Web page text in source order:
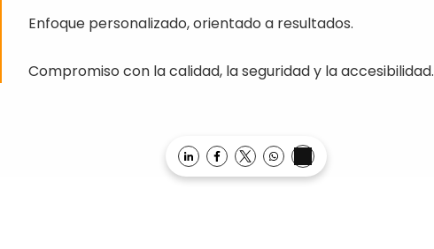
Enfoque personalizado, orientado a resultados.
Compromiso con la calidad, la seguridad y la accesibilidad.
Opens in a new window
Opens in a new window
Opens in a new window
Opens in a new window